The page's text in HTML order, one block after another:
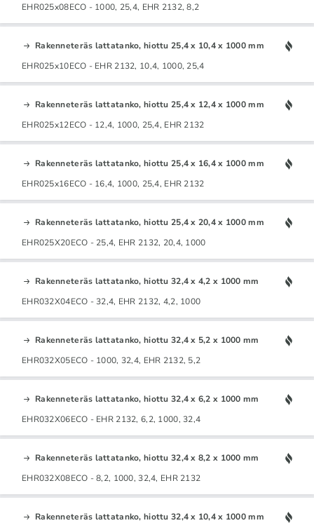
EHR025x08ECO - 1000, 25,4, EHR 2132, 8,2
Rakenneteräs lattatanko, hiottu 25,4 x 10,4 x 1000 mm
EHR025x10ECO - EHR 2132, 10,4, 1000, 25,4
Rakenneteräs lattatanko, hiottu 25,4 x 12,4 x 1000 mm
EHR025x12ECO - 12,4, 1000, 25,4, EHR 2132
Rakenneteräs lattatanko, hiottu 25,4 x 16,4 x 1000 mm
EHR025x16ECO - 16,4, 1000, 25,4, EHR 2132
Rakenneteräs lattatanko, hiottu 25,4 x 20,4 x 1000 mm
EHR025X20ECO - 25,4, EHR 2132, 20,4, 1000
Rakenneteräs lattatanko, hiottu 32,4 x 4,2 x 1000 mm
EHR032X04ECO - 32,4, EHR 2132, 4,2, 1000
Rakenneteräs lattatanko, hiottu 32,4 x 5,2 x 1000 mm
EHR032X05ECO - 1000, 32,4, EHR 2132, 5,2
Rakenneteräs lattatanko, hiottu 32,4 x 6,2 x 1000 mm
EHR032X06ECO - EHR 2132, 6,2, 1000, 32,4
Rakenneteräs lattatanko, hiottu 32,4 x 8,2 x 1000 mm
EHR032X08ECO - 8,2, 1000, 32,4, EHR 2132
Rakenneteräs lattatanko, hiottu 32,4 x 10,4 x 1000 mm